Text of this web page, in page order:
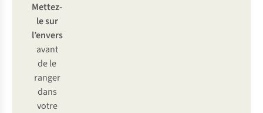
Mettez-
le sur
l’envers
avant
de le
ranger
dans
votre